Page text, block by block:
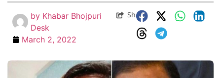
by Khabar Bhojpuri
Desk
March 2, 2022
Share